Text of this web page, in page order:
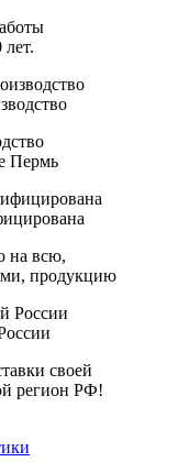
лет.
Пермь
на всю,
продукцию
своей
регион РФ!